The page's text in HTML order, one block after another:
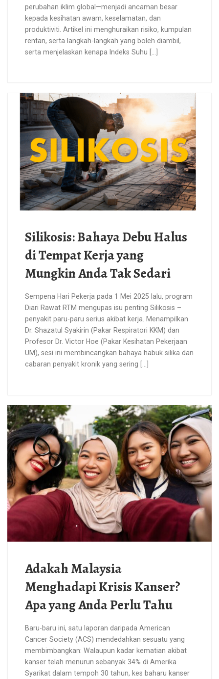
perubahan iklim global—menjadi ancaman besar
kepada kesihatan awam, keselamatan, dan
produktiviti. Artikel ini menghuraikan risiko, kumpulan
rentan, serta langkah-langkah yang boleh diambil,
serta menjelaskan kenapa Indeks Suhu […]
Silikosis: Bahaya Debu Halus
di Tempat Kerja yang
Mungkin Anda Tak Sedari
Sempena Hari Pekerja pada 1 Mei 2025 lalu, program
Diari Rawat RTM mengupas isu penting Silikosis –
penyakit paru-paru serius akibat kerja. Menampilkan
Dr. Shazatul Syakirin (Pakar Respiratori KKM) dan
Profesor Dr. Victor Hoe (Pakar Kesihatan Pekerjaan
UM), sesi ini membincangkan bahaya habuk silika dan
cabaran penyakit kronik yang sering […]
Adakah Malaysia
Menghadapi Krisis Kanser?
Apa yang Anda Perlu Tahu
Baru-baru ini, satu laporan daripada American
Cancer Society (ACS) mendedahkan sesuatu yang
membimbangkan: Walaupun kadar kematian akibat
kanser telah menurun sebanyak 34% di Amerika
Syarikat dalam tempoh 30 tahun, kes baharu kanser